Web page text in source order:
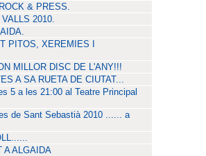
& PRESS.
2010.
PITOS, XEREMIES I
MILLOR DISC DE L'ANY!!!
A SA RUETA DE CIUTAT...
5 a les 21:00 al Teatre Principal
de Sant Sebastià 2010 ...... a
A ALGAIDA